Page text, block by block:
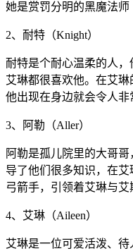
她是赏罚分明的黑魔法师
2、耐特（Knight）
耐特是个耐心温柔的人
艾琳都很喜欢他。在艾
他出现在身边就会令人非
3、阿勒（Aller）
阿勒是孤儿院里的大哥
导了他们很多知识，在
弓箭手，引领着艾琳与艾
4、艾琳（Aileen）
艾琳是一位可爱活泼、